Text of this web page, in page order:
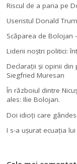
Riscul de a paria pe
Useristul Donald
Scăparea de Bolojan
Liderii noştri politici:
Declaraţii şi opinii din
Siegfried Muresan
În războiul dintre
ales: Ilie Bolojan.
Doi idioţi care
I s-a uşurat ecuaţia